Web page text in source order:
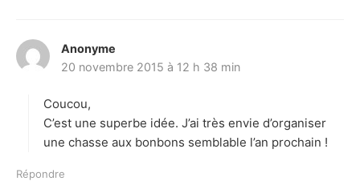
Anonyme
i
20 novembre 2015 à 12 h 38 min
Coucou,
C’est une superbe idée. J’ai très envie d’organiser
une chasse aux bonbons semblable l’an prochain !
Répondre